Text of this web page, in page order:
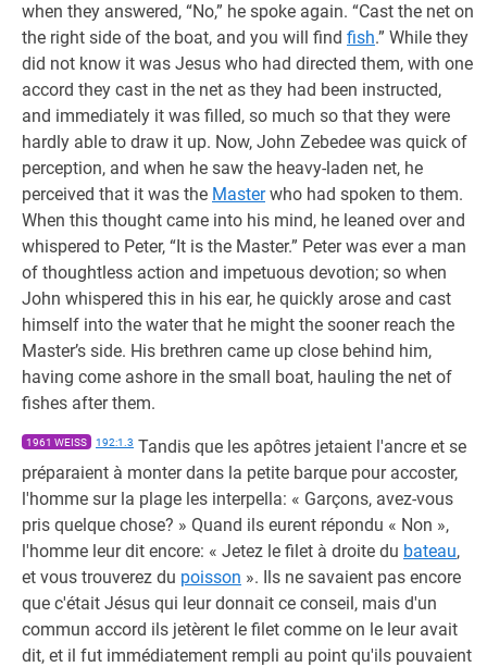
when they answered, “No,” he spoke again. “Cast the net on
the right side of the boat, and you will find fish.” While they
did not know it was Jesus who had directed them, with one
accord they cast in the net as they had been instructed,
and immediately it was filled, so much so that they were
hardly able to draw it up. Now, John Zebedee was quick of
perception, and when he saw the heavy-laden net, he
perceived that it was the Masterwho had spoken to them.
When this thought came into his mind, he leaned over and
whispered to Peter, “It is the Master.” Peter was ever a man
of thoughtless action and impetuous devotion; so when
John whispered this in his ear, he quickly arose and cast
himself into the water that he might the sooner reach the
Master’s side. His brethren came up close behind him,
having come ashore in the small boat, hauling the net of
fishes after them.
1961 WEISS 192:1.3 Tandis que les apôtres jetaient l'ancre et se
préparaient à monter dans la petite barque pour accoster,
l'homme sur la plage les interpella: « Garçons, avez-vous
pris quelque chose? » Quand ils eurent répondu « Non »,
l'homme leur dit encore: « Jetez le filet à droite du bateau,
et vous trouverez du poisson ». Ils ne savaient pas encore
que c'était Jésus qui leur donnait ce conseil, mais d'un
commun accord ils jetèrent le filet comme on le leur avait
dit, et il fut immédiatement rempli au point qu'ils pouvaient